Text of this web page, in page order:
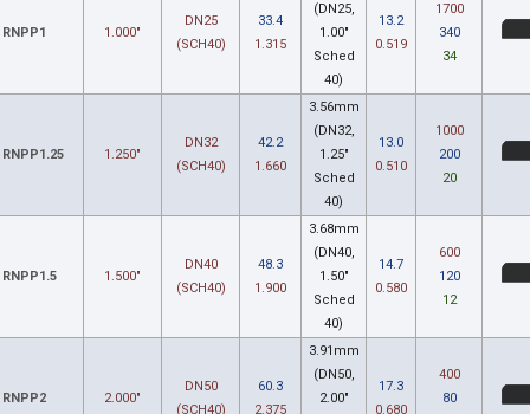
RNPP1 1.000"
DN25
(SCH40)
33.4
1.315
(DN25,
1.00"
Sched
40)
13.2
0.519
1700
340
34
RNPP1.25 1.250"
DN32
(SCH40)
42.2
1.660
3.56mm
(DN32,
1.25"
Sched
40)
13.0
0.510
1000
200
20
RNPP1.5 1.500"
DN40
(SCH40)
48.3
1.900
3.68mm
(DN40,
1.50"
Sched
40)
14.7
0.580
600
120
12
RNPP2 2.000"
DN50
(SCH40)
60.3
2.375
3.91mm
(DN50,
2.00"
17.3
0.680
400
80